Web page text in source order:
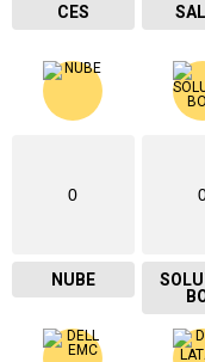
CES
0
NUBE